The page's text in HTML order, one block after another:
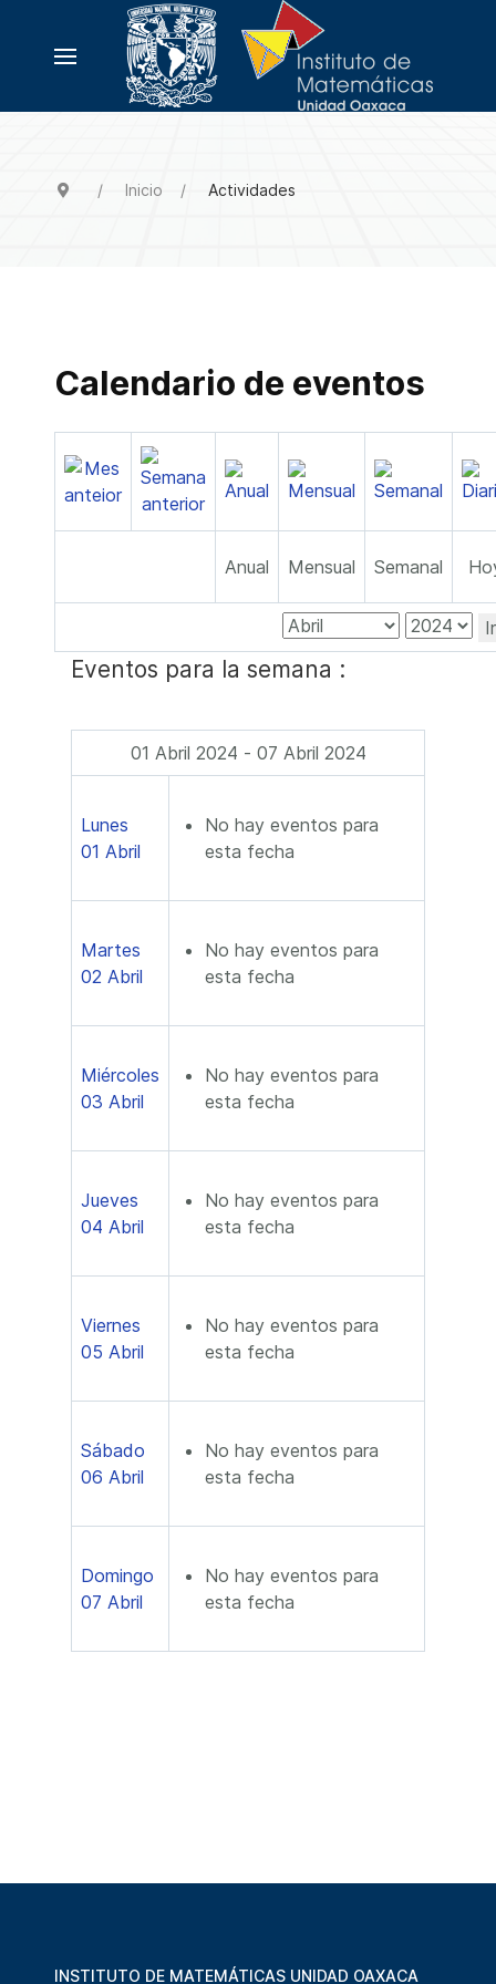
Inicio Actividades
Calendario de eventos
Anual Mensual Semanal
Eventos para la semana :
01 Abril 2024 - 07 Abril 2024
Lunes
01 Abril
No hay eventos para
esta fecha
Martes
02 Abril
No hay eventos para
esta fecha
Miércoles
03 Abril
No hay eventos para
esta fecha
Jueves
04 Abril
No hay eventos para
esta fecha
Viernes
05 Abril
No hay eventos para
esta fecha
Sábado
06 Abril
No hay eventos para
esta fecha
Domingo
07 Abril
No hay eventos para
esta fecha
INSTITUTO DE MATEMÁTICAS UNIDAD OAXACA